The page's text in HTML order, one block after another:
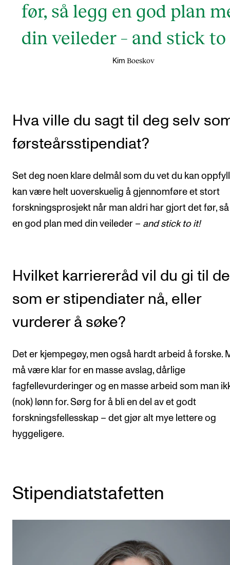
før, så legg en god plan
din veileder – and stick
Kim Boeskov
Hva ville du sagt til deg selv
førsteårsstipendiat?
Set deg noen klare delmål som du vet du kan
kan være helt uoverskuelig å gjennomføre et stort
forskningsprosjekt når man aldri har gjort det før,
en god plan med din veileder – and stick to it!
Hvilket karriereråd vil du gi til de
som er stipendiater nå, eller
vurderer å søke?
Det er kjempegøy, men også hardt arbeid å forske.
må være klar for en masse avslag, dårlige
fagfellevurderinger og en masse arbeid som man
(nok) lønn for. Sørg for å bli en del av et godt
forskningsfellesskap – det gjør alt mye lettere og
hyggeligere.
Stipendiatstafetten